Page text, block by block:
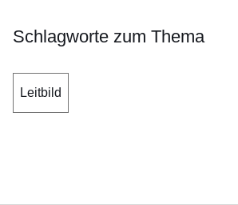
Schlagworte zum Thema
Leitbild